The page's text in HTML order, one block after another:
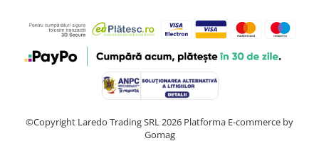
©Copyright Laredo Trading SRL 2026 Platforma E-commerce by
Gomag